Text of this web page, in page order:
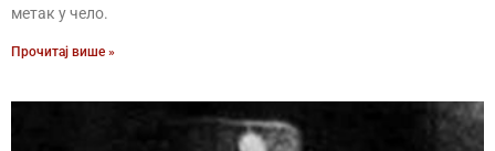
метак у чело.
Прочитај више »